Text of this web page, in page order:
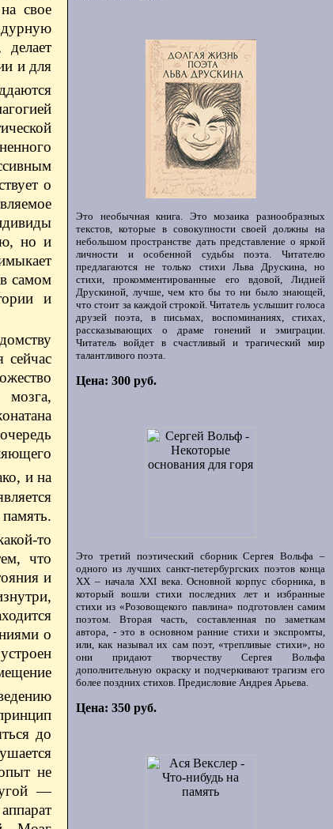
свое
и для
о
но и
самом
и
сейчас
мозга,
и на
то
что
и
о
до
не
—
Это необычная книга. Это мозаика разнообразных
текстов, которые в совокупности своей должны на
небольшом пространстве дать представление о яркой
личности и особенной судьбы поэта. Читателю
предлагаются не только стихи Льва Друскина, но
стихи, прокомментированные его вдовой, Лидией
Друскиной, лучше, чем кто бы то ни было знающей,
что стоит за каждой строкой. Читатель услышит голоса
друзей поэта, в письмах, воспоминаниях, стихах,
рассказывающих о драме гонений и эмиграции.
Читатель войдет в счастливый и трагический мир
талантливого поэта.
Цена: 300 руб.
Это третий поэтический сборник Сергея Вольфа –
одного из лучших санкт-петербургских поэтов конца
ХХ – начала XXI века. Основной корпус сборника, в
который вошли стихи последних лет и избранные
стихи из «Розовощекого павлина» подготовлен самим
поэтом. Вторая часть, составленная по заметкам
автора, - это в основном ранние стихи и экспромты,
или, как называл их сам поэт, «трепливые стихи», но
они придают творчеству Сергея Вольфа
дополнительную окраску и подчеркивают трагизм его
более поздних стихов. Предисловие Андрея Арьева.
Цена: 350 руб.